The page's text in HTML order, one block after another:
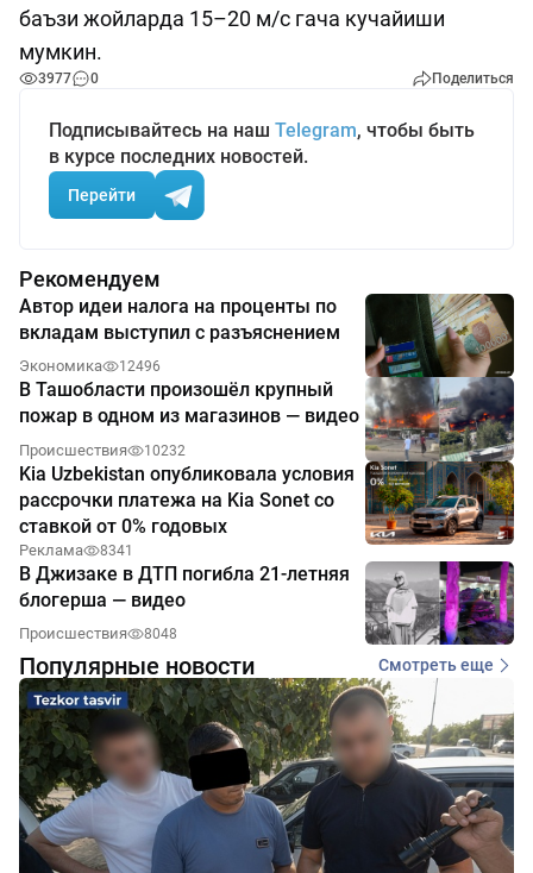
баъзи жойларда 15–20 м/с гача кучайиши
мумкин.
3977 0 Поделиться
Подписывайтесь на наш Telegram, чтобы быть
в курсе последних новостей.
Перейти
Рекомендуем
Автор идеи налога на проценты по
вкладам выступил с разъяснением
Экономика 12496
В Ташобласти произошёл крупный
пожар в одном из магазинов — видео
Происшествия 10232
Kia Uzbekistan опубликовала условия
рассрочки платежа на Kia Sonet со
ставкой от 0% годовых
Реклама 8341
В Джизаке в ДТП погибла 21-летняя
блогерша — видео
Происшествия 8048
Популярные новости Смотреть еще